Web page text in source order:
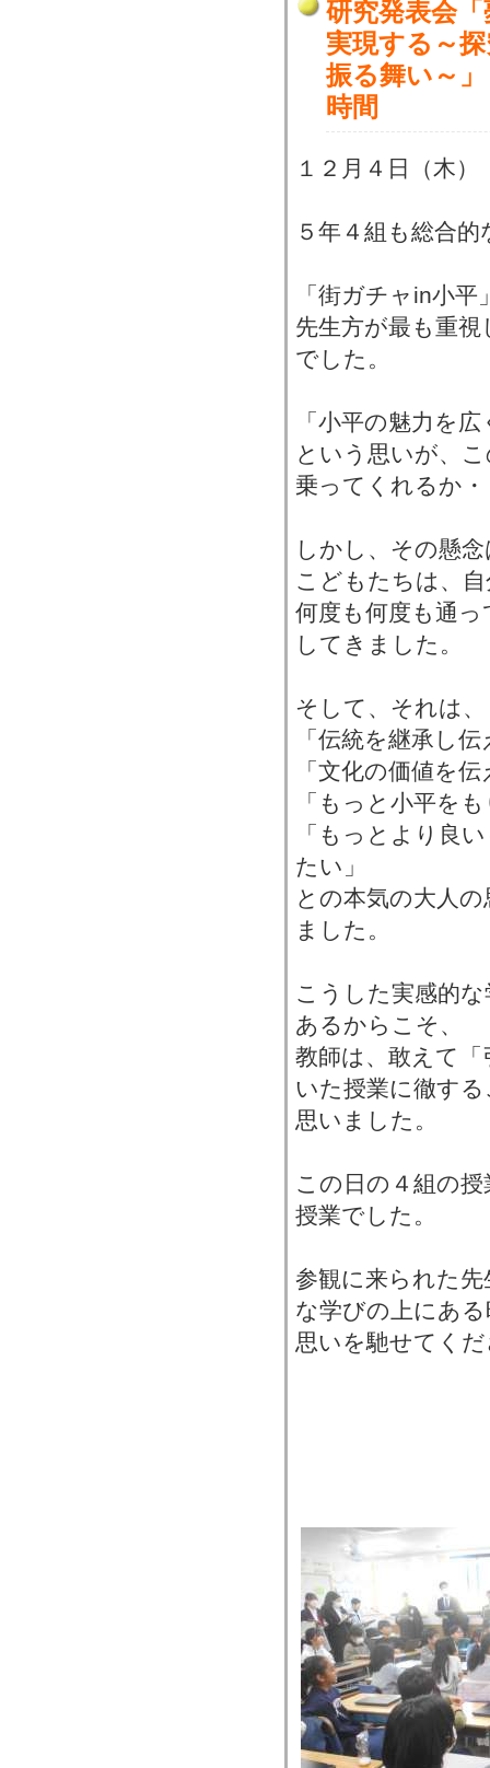
研究発表会
実現する～
振る舞い～
時間
１２月４日（木）
５年４組も総合
「街ガチャin小
先生方が最も重
でした。
「小平の魅力を
という思いが、
乗ってくれるか・
しかし、その懸
こどもたちは、
何度も何度も通
してきました。
そして、それは、
「伝統を継承し
「文化の価値を
「もっと小平を
「もっとより良
たい」
との本気の大人
ました。
こうした実感的
あるからこそ、
教師は、敢えて
いた授業に徹す
思いました。
この日の４組の
授業でした。
参観に来られた
な学びの上にあ
思いを馳せてく